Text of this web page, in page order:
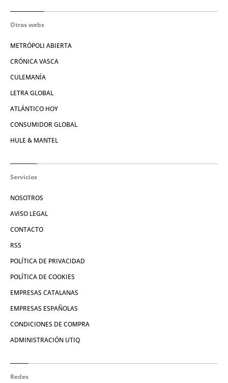
Otras webs
METRÓPOLI ABIERTA
CRÓNICA VASCA
CULEMANÍA
LETRA GLOBAL
ATLÁNTICO HOY
CONSUMIDOR GLOBAL
HULE & MANTEL
Servicios
NOSOTROS
AVISO LEGAL
CONTACTO
RSS
POLÍTICA DE PRIVACIDAD
POLÍTICA DE COOKIES
EMPRESAS CATALANAS
EMPRESAS ESPAÑOLAS
CONDICIONES DE COMPRA
ADMINISTRACIÓN UTIQ
Redes